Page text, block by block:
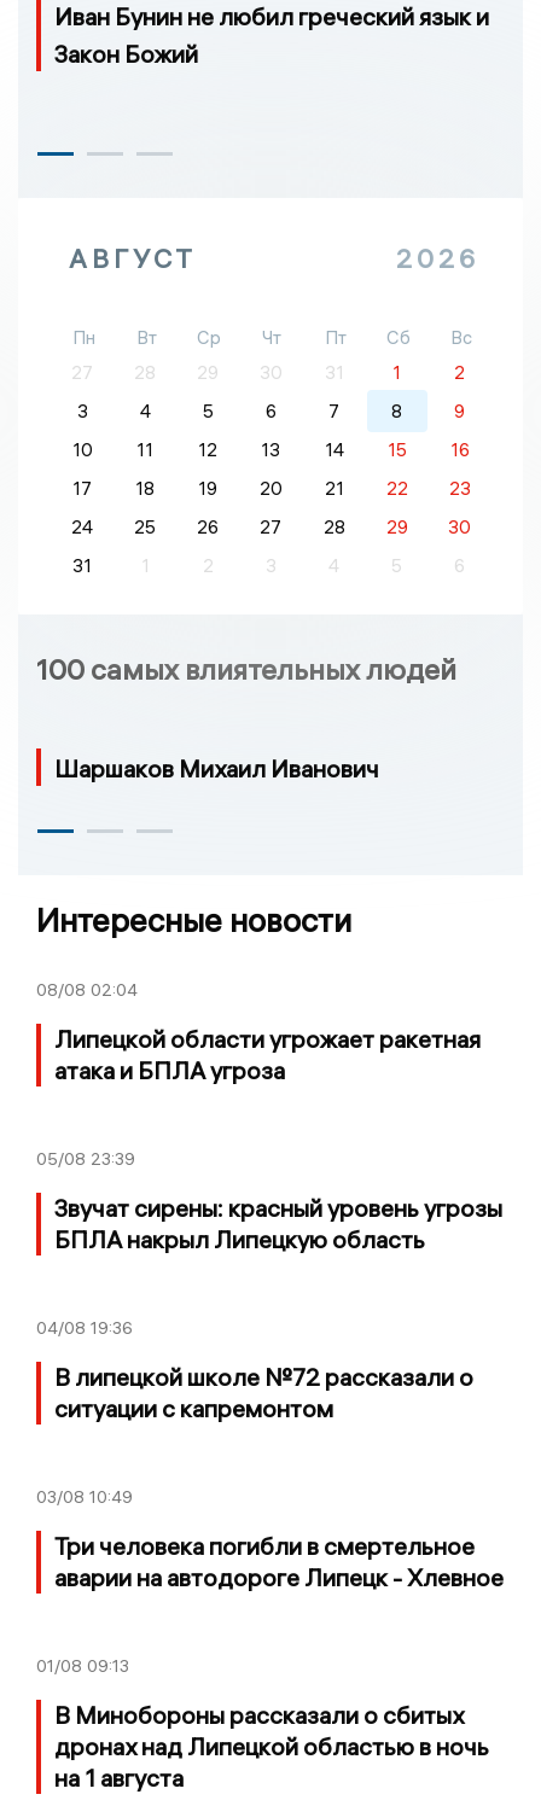
Иван Бунин не любил греческий язык и
Закон Божий
АВГУСТ 2026
Пн Вт Ср Чт Пт Сб
Вс
27
28 29 30 31 1
2
3
4 5 6 7 8
9
10
11 12 13 14 15
16
17
18 19 20 21 22
23
24
25 26 27 28 29
30
31
1 2 3 4 5 6
100 самых влиятельных людей
Шаршаков Михаил Иванович
Интересные новости
08/08 02:04
Липецкой области угрожает ракетная
атака и БПЛА угроза
05/08 23:39
Звучат сирены: красный уровень угрозы
БПЛА накрыл Липецкую область
04/08 19:36
В липецкой школе №72 рассказали о
ситуации с капремонтом
03/08 10:49
Три человека погибли в смертельное
аварии на автодороге Липецк - Хлевное
01/08 09:13
В Минобороны рассказали о сбитых
дронах над Липецкой областью в ночь
на 1 августа